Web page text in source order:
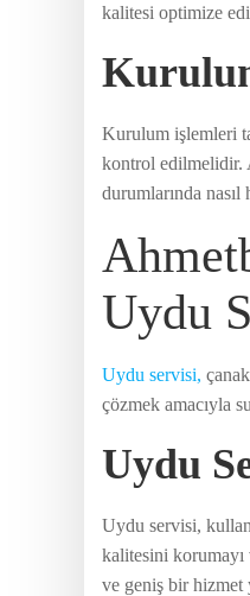
kalitesi optimize
Kurulum işlemleri
kontrol edilmelidir.
durumlarında
Uydu
Uydu servisi,
çözmek amacıyla
Uydu
Uydu servisi,
kalitesini korumayı
ve geniş bir hizmet